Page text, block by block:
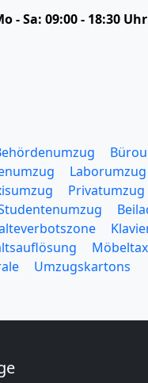
- Sa: 09:00 - 18:30 Uhr
Laborumzug
Privatumzug
Umzugskartons